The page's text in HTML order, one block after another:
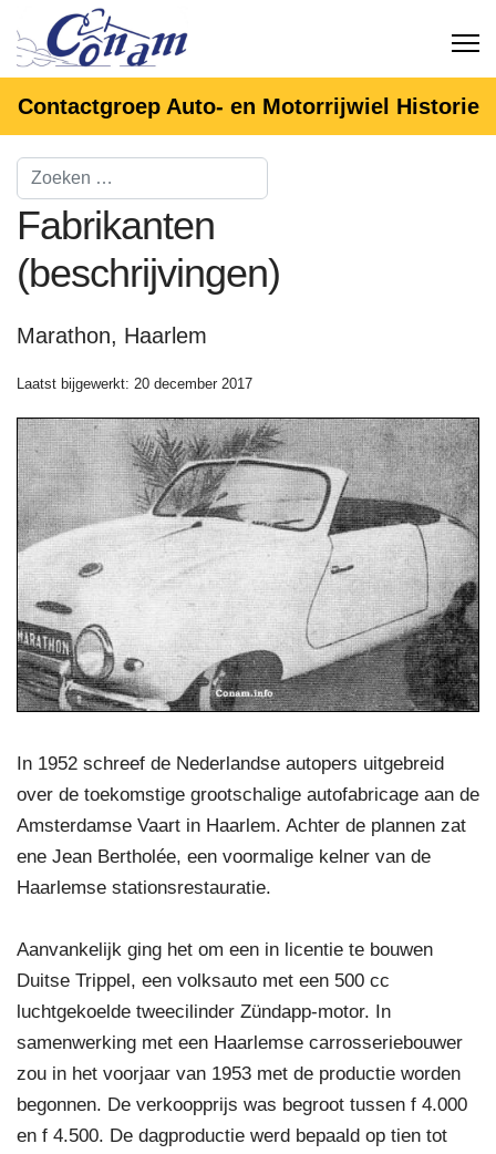
Contactgroep Auto- en Motorrijwiel Historie
Fabrikanten
(beschrijvingen)
Marathon, Haarlem
Laatst bijgewerkt: 20 december 2017
In 1952 schreef de Nederlandse autopers uitgebreid
over de toekomstige grootschalige autofabricage aan de
Amsterdamse Vaart in Haarlem. Achter de plannen zat
ene Jean Bertholée, een voormalige kelner van de
Haarlemse stationsrestauratie.
Aanvankelijk ging het om een in licentie te bouwen
Duitse Trippel, een volksauto met een 500 cc
luchtgekoelde tweecilinder Zündapp-motor. In
samenwerking met een Haarlemse carrosseriebouwer
zou in het voorjaar van 1953 met de productie worden
begonnen. De verkoopprijs was begroot tussen f 4.000
en f 4.500. De dagproductie werd bepaald op tien tot